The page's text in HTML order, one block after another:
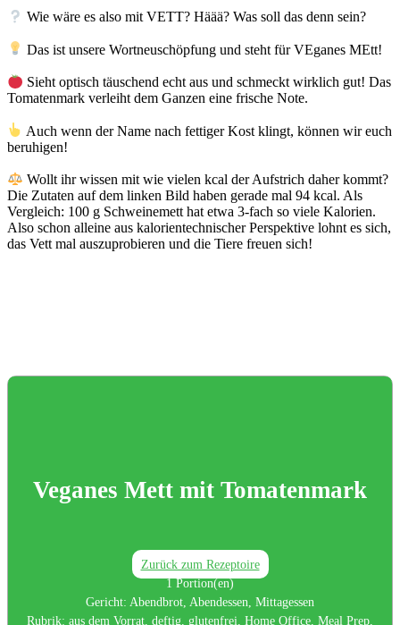
Wie wäre es also mit VETT? ⁣⁣Häää? Was soll das denn sein? ⁣⁣⁣
Das ist unsere Wortneuschöpfung und steht für VEganes MEtt! ⁣⁣⁣
Sieht optisch täuschend echt aus und schmeckt wirklich gut! Das
Tomatenmark verleiht dem Ganzen eine frische Note.⁣⁣⁣
Auch wenn der Name nach fettiger Kost klingt, können wir euch
beruhigen! ⁣⁣
Wollt ihr wissen mit wie vielen kcal der Aufstrich daher kommt?
Die Zutaten auf dem linken Bild haben gerade mal 94 kcal. Als
Vergleich: 100 g Schweinemett hat etwa 3-fach so viele Kalorien.
Also schon alleine aus kalorientechnischer Perspektive lohnt es sich,
das Vett mal auszuprobieren und die Tiere freuen sich!⁣⁣⁣
Veganes Mett mit Tomatenmark
Zurück zum Rezeptoire
1 Portion(en)
Gericht: Abendbrot, Abendessen, Mittagessen
Rubrik: aus dem Vorrat, deftig, glutenfrei, Home Office, Meal Prep,